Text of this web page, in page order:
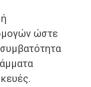
ώστε